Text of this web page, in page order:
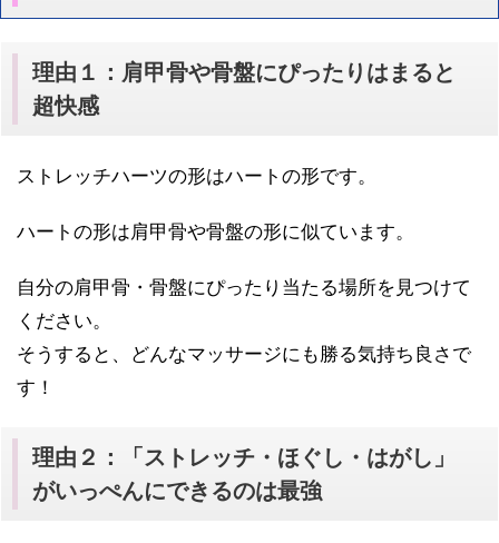
理由１：肩甲骨や骨盤にぴったりはまると
超快感
ストレッチハーツの形はハートの形です。
ハートの形は肩甲骨や骨盤の形に似ています。
自分の肩甲骨・骨盤にぴったり当たる場所を見つけて
ください。
そうすると、どんなマッサージにも勝る気持ち良さで
す！
理由２：「ストレッチ・ほぐし・はがし」
がいっぺんにできるのは最強